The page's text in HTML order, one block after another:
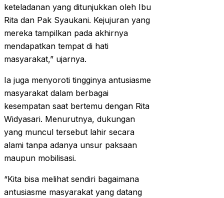
keteladanan yang ditunjukkan oleh Ibu
Rita dan Pak Syaukani. Kejujuran yang
mereka tampilkan pada akhirnya
mendapatkan tempat di hati
masyarakat,” ujarnya.
Ia juga menyoroti tingginya antusiasme
masyarakat dalam berbagai
kesempatan saat bertemu dengan Rita
Widyasari. Menurutnya, dukungan
yang muncul tersebut lahir secara
alami tanpa adanya unsur paksaan
maupun mobilisasi.
“Kita bisa melihat sendiri bagaimana
antusiasme masyarakat yang datang